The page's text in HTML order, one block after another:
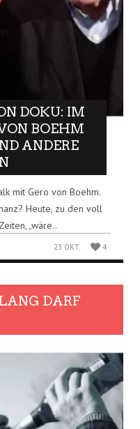
DOKU: IM
BOEHM
ANDERE
mit Gero von Boehm.
Heute, zu den voll
„wäre..
23 OKT. 4
DARF